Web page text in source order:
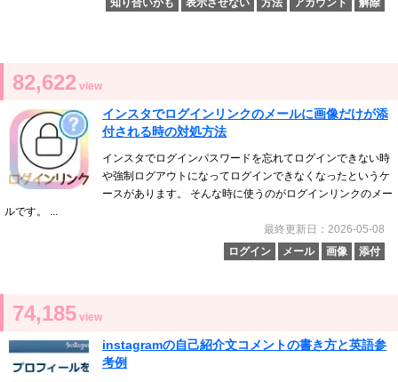
82,622 view
インスタでログインリンクのメールに画像だけが添
付される時の対処方法
インスタでログインパスワードを忘れてログインできない時
や強制ログアウトになってログインできなくなったというケ
ースがあります。 そんな時に使うのがログインリンクのメー
ルです。 ...
最終更新日：2026-05-08
ログイン
メール 画像 添付
74,185 view
instagramの自己紹介文コメントの書き方と英語参
考例